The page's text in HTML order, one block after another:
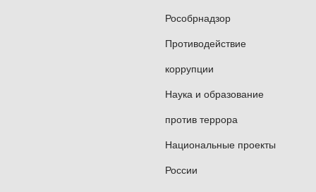
Рособрнадзор
Противодействие
коррупции
Наука и образование
против террора
Национальные проекты
России